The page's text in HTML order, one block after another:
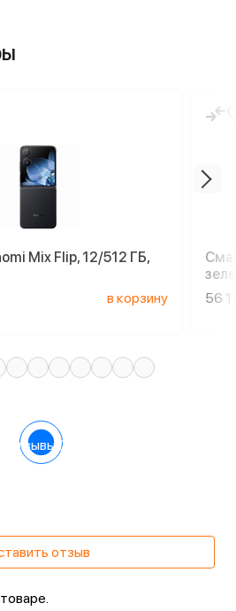
Mix Flip, 12/512 ГБ,
в корзину
56
Отзывы (0)
отзыв